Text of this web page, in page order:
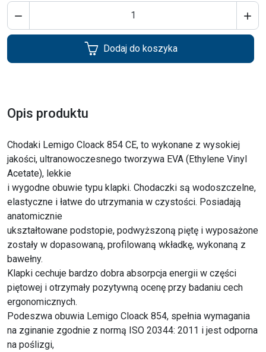
 
Dodaj do koszyka
Opis produktu
Chodaki Lemigo Cloack 854 CE, to wykonane z wysokiej
jakości, ultranowoczesnego tworzywa EVA (Ethylene Vinyl
Acetate), lekkie
i wygodne obuwie typu klapki. Chodaczki są wodoszczelne,
elastyczne i łatwe do utrzymania w czystości. Posiadają
anatomicznie
ukształtowane podstopie, podwyższoną piętę i wyposażone
zostały w dopasowaną, profilowaną wkładkę, wykonaną z
bawełny.
Klapki cechuje bardzo dobra absorpcja energii w części
piętowej i otrzymały pozytywną ocenę przy badaniu cech
ergonomicznych.
Podeszwa obuwia Lemigo Cloack 854, spełnia wymagania
na zginanie zgodnie z normą ISO 20344: 2011 i jest odporna
na poślizgi,